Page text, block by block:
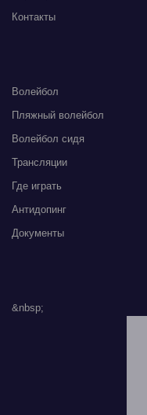
Контакты
Волейбол
Пляжный волейбол
Волейбол сидя
Трансляции
Где играть
Антидопинг
Документы
&nbsp;